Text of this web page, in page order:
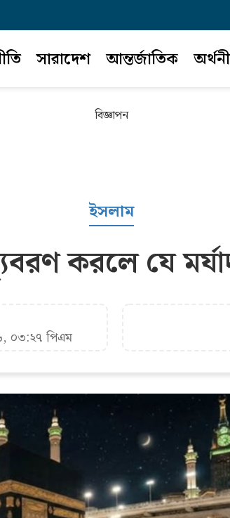
সারাদেশ আন্তর্জাতিক
বিজ্ঞাপন
ইসলাম
করলে যে
০৩:২৭ পিএম